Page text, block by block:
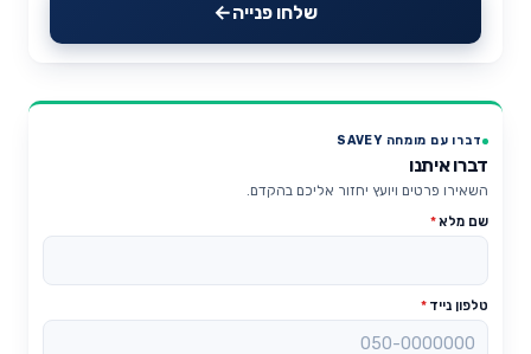
שלחו פנייה
דברו עם מומחה SAVEY
דברו איתנו
השאירו פרטים ויועץ יחזור אליכם בהקדם.
שם מלא*
טלפון נייד *